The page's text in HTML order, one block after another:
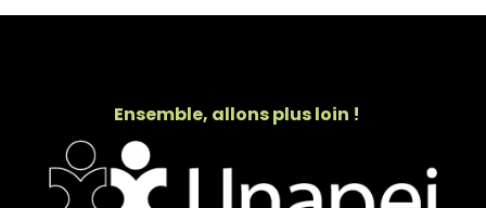
Ensemble, allons plus loin !